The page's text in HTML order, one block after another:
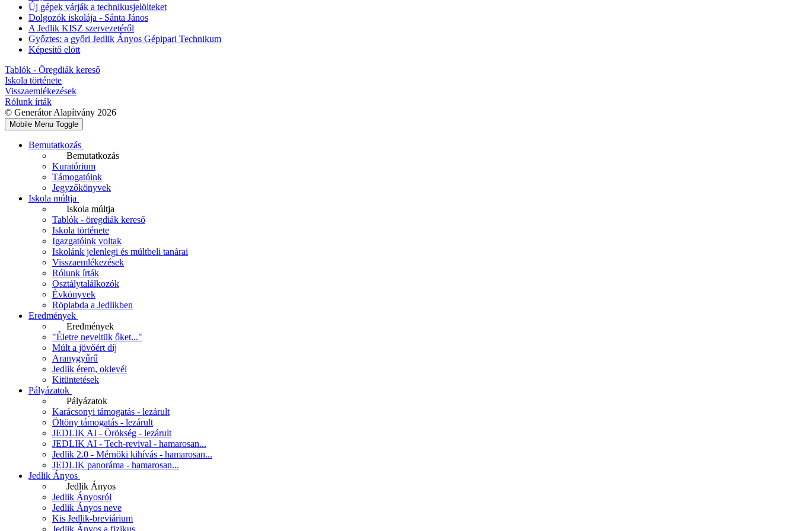
Új gépek várják a technikusjelölteket
Dolgozók iskolája - Sánta János
A Jedlik KISZ szervezetéről
Győztes: a győri Jedlik Ányos Gépipari Technikum
Képesítő elött
Tablók - Öregdiák kereső
Iskola története
Visszaemlékezések
Rólunk írták
© Generátor Alapítvány 2026
Mobile Menu Toggle
Bemutatkozás
Bemutatkozás
Kuratórium
Támogatóink
Jegyzőkönyvek
Iskola múltja
Iskola múltja
Tablók - öregdiák kereső
Iskola története
Igazgatóink voltak
Iskolánk jelenlegi és múltbeli tanárai
Visszaemlékezések
Rólunk írták
Osztálytalálkozók
Évkönyvek
Röplabda a Jedlikben
Eredmények
Eredmények
"Életre neveltük őket..."
Múlt a jövőért díj
Aranygyűrű
Jedlik érem, oklevél
Kitüntetések
Pályázatok
Pályázatok
Karácsonyi támogatás - lezárult
Öltöny támogatás - lezárult
JEDLIK AI - Örökség - lezárult
JEDLIK AI - Tech-revival - hamarosan...
Jedlik 2.0 - Mérnöki kihívás - hamarosan...
JEDLIK panoráma - hamarosan...
Jedlik Ányos
Jedlik Ányos
Jedlik Ányosról
Jedlik Ányos neve
Kis Jedlik-breviárium